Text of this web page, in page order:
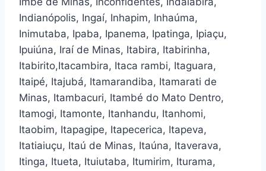
Indianópolis, Ingaí, Inhapim, Inhaúma,
Inimutaba, Ipaba, Ipanema, Ipatinga, Ipiaçu,
Ipuiúna, Iraí de Minas, Itabira, Itabirinha,
Itabirito,Itacambira, Itaca rambi, Itaguara,
Itaipé, Itajubá, Itamarandiba, Itamarati de
Minas, Itambacuri, Itambé do Mato Dentro,
Itamogi, Itamonte, Itanhandu, Itanhomi,
Itaobim, Itapagipe, Itapecerica, Itapeva,
Itatiaiuçu, Itaú de Minas, Itaúna, Itaverava,
Itinga, Itueta, Ituiutaba, Itumirim, Iturama,